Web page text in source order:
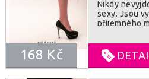
Nikdy
sexy. Jsou
příjemného
odolnost
perfektně
části vám
nošení. V
168 Kč